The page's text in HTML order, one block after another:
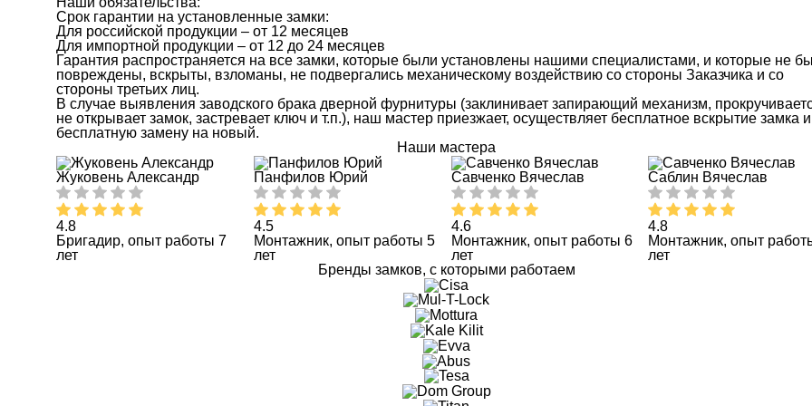
Срок гарантии на установленные замки:
Для российской продукции – от 12 месяцев
Для импортной продукции – от 12 до 24 месяцев
Гарантия распространяется на все замки, которые были установлены нашими специалистами, и которые не
повреждены, вскрыты, взломаны, не подвергались механическому воздействию со стороны Заказчика и со
стороны третьих лиц.
В случае выявления заводского брака дверной фурнитуры (заклинивает запирающий механизм,
не открывает замок, застревает ключ и т.п.), наш мастер приезжает, осуществляет бесплатное вскрытие замка и
бесплатную замену на новый.
Наши мастера
Жуковень Александр
4.8
Бригадир, опыт работы 7
лет
Панфилов Юрий
4.5
Монтажник, опыт работы 5
лет
Савченко Вячеслав
4.6
Монтажник, опыт работы 6
лет
Саблин Вячеслав
4.8
Монтажник, опыт
лет
Бренды замков, с которыми работаем